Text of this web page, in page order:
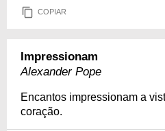
COPIAR
Impressionam
Alexander Pope
Encantos impressionam a
coração.